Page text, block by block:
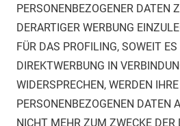
PERSONENBEZOGENER DATEN
DERARTIGER WERBUNG
FÜR DAS PROFILING, SOWEIT
DIREKTWERBUNG IN
WIDERSPRECHEN, WERDEN IHRE
PERSONENBEZOGENEN DATEN
NICHT MEHR ZUM ZWECKE DER